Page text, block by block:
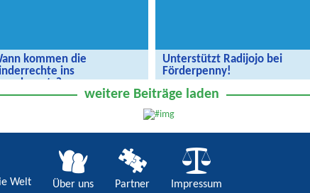
kommen die
ins
kommen die Kinderrechte ins
Unterstützt Radijojo bei
Förderpenny!
Förderpenny!
weitere Beiträge laden
Welt
Über uns Partner Impressum